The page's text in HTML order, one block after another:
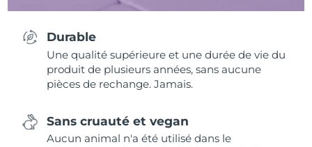
Durable
Une qualité supérieure et une durée de vie du
produit de plusieurs années, sans aucune
pièces de rechange. Jamais.
Sans cruauté et vegan
Aucun animal n'a été utilisé dans le